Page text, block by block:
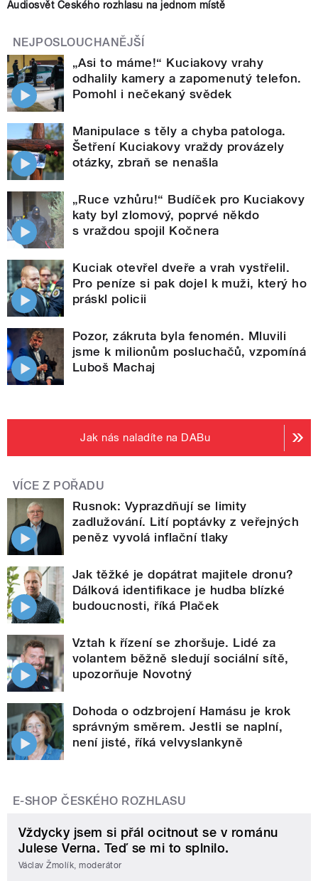
Audiosvět Českého rozhlasu na jednom místě
NEJPOSLOUCHANĚJŠÍ
„Asi to máme!“ Kuciakovy vrahy
odhalily kamery a zapomenutý telefon.
Pomohl i nečekaný svědek
Manipulace s těly a chyba patologa.
Šetření Kuciakovy vraždy provázely
otázky, zbraň se nenašla
„Ruce vzhůru!“ Budíček pro Kuciakovy
katy byl zlomový, poprvé někdo
s vraždou spojil Kočnera
Kuciak otevřel dveře a vrah vystřelil.
Pro peníze si pak dojel k muži, který ho
práskl policii
Pozor, zákruta byla fenomén. Mluvili
jsme k milionům posluchačů, vzpomíná
Luboš Machaj
Jak nás naladíte na DABu
VÍCE Z POŘADU
Rusnok: Vyprazdňují se limity
zadlužování. Lití poptávky z veřejných
peněz vyvolá inflační tlaky
Jak těžké je dopátrat majitele dronu?
Dálková identifikace je hudba blízké
budoucnosti, říká Plaček
Vztah k řízení se zhoršuje. Lidé za
volantem běžně sledují sociální sítě,
upozorňuje Novotný
Dohoda o odzbrojení Hamásu je krok
správným směrem. Jestli se naplní,
není jisté, říká velvyslankyně
E-SHOP ČESKÉHO ROZHLASU
Vždycky jsem si přál ocitnout se v románu
Julese Verna. Teď se mi to splnilo.
Václav Žmolík, moderátor